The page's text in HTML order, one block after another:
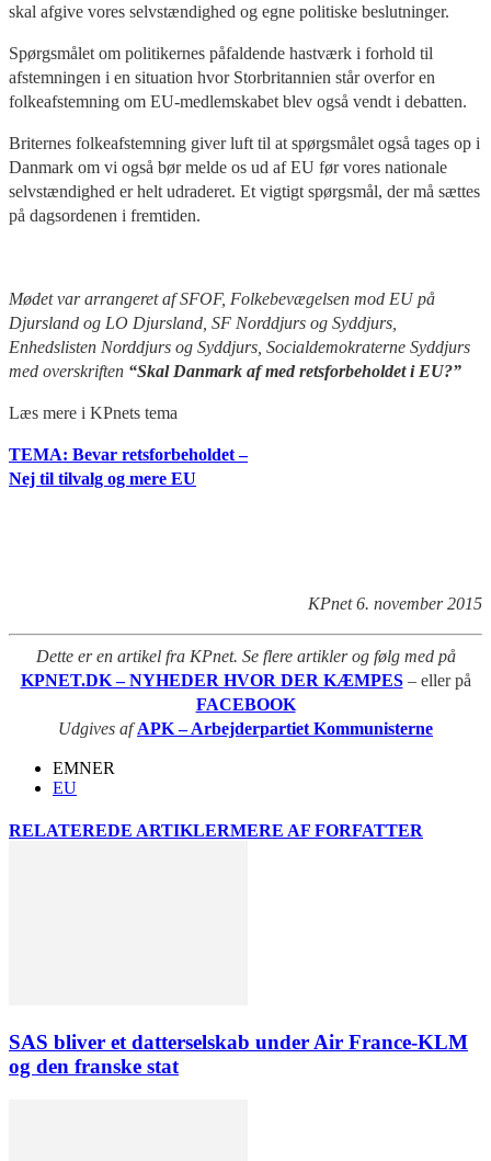
skal afgive vores selvstændighed og egne politiske beslutninger.
Spørgsmålet om politikernes påfaldende hastværk i forhold til
afstemningen i en situation hvor Storbritannien står overfor en
folkeafstemning om EU-medlemskabet blev også vendt i debatten.
Briternes folkeafstemning giver luft til at spørgsmålet også tages op i
Danmark om vi også bør melde os ud af EU før vores nationale
selvstændighed er helt udraderet. Et vigtigt spørgsmål, der må sættes
på dagsordenen i fremtiden.
Mødet var arrangeret af SFOF, Folkebevægelsen mod EU på
Djursland og LO Djursland, SF Norddjurs og Syddjurs,
Enhedslisten Norddjurs og Syddjurs, Socialdemokraterne Syddjurs
med overskriften “Skal Danmark af med retsforbeholdet i EU?”
Læs mere i KPnets tema
TEMA: Bevar retsforbeholdet –
Nej til tilvalg og mere EU
KPnet 6. november 2015
Dette er en artikel fra KPnet. Se flere artikler og følg med på
KPNET.DK – NYHEDER HVOR DER KÆMPES – eller på
FACEBOOK
Udgives afAPK – Arbejderpartiet Kommunisterne
EMNER
EU
RELATEREDE ARTIKLERMERE AF FORFATTER
SAS bliver et datterselskab under Air France-KLM
og den franske stat